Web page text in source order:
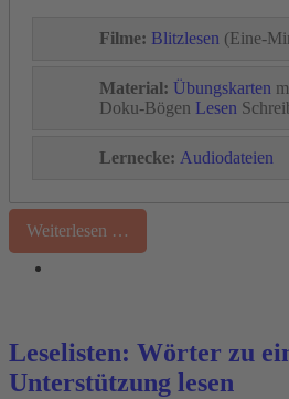
Filme: Blitzlesen (Eine-
Material: Übungskarten
Doku-Bögen Lesen
Lernecke: Audiodateien
Weiterlesen …
Leselisten: Wörter zu
Unterstützung lesen